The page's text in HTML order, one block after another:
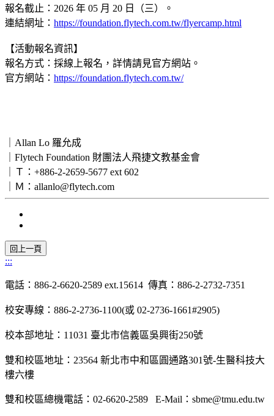
報名截止：2026 年 05 月 20 日（三）。
連結網址： https://foundation.flytech.com.tw/flyercamp.html
【活動報名資訊】
報名方式：採線上報名，詳情請見官方網站。
官方網站： https://foundation.flytech.com.tw/
｜Allan Lo 羅允成
｜Flytech Foundation 財團法人飛捷文教基金會
｜Ｔ：+886-2-2659-5677 ext 602
｜Ｍ：allanlo@flytech.com
:::
電話： 886-2-6620-2589 ext.15614 傳真： 886-2-2732-7351
校安專線： 886-2-2736-1100(或 02-2736-1661#2905)
校本部地址： 11031 臺北市信義區吳興街250號
雙和校區地址： 23564 新北市中和區圓通路301號-生醫科技大
樓六樓
雙和校區總機電話： 02-6620-2589 E-Mail ： sbme@tmu.edu.tw